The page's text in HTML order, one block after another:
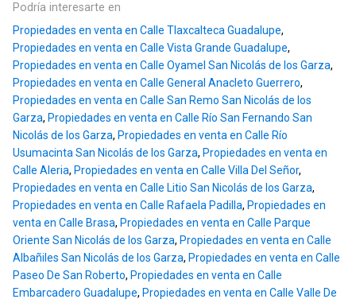
Podría interesarte en
Propiedades en venta en Calle Tlaxcalteca Guadalupe,
Propiedades en venta en Calle Vista Grande Guadalupe,
Propiedades en venta en Calle Oyamel San Nicolás de los Garza,
Propiedades en venta en Calle General Anacleto Guerrero,
Propiedades en venta en Calle San Remo San Nicolás de los
Garza, Propiedades en venta en Calle Río San Fernando San
Nicolás de los Garza, Propiedades en venta en Calle Río
Usumacinta San Nicolás de los Garza, Propiedades en venta en
Calle Aleria, Propiedades en venta en Calle Villa Del Señor,
Propiedades en venta en Calle Litio San Nicolás de los Garza,
Propiedades en venta en Calle Rafaela Padilla, Propiedades en
venta en Calle Brasa, Propiedades en venta en Calle Parque
Oriente San Nicolás de los Garza, Propiedades en venta en Calle
Albañiles San Nicolás de los Garza, Propiedades en venta en Calle
Paseo De San Roberto, Propiedades en venta en Calle
Embarcadero Guadalupe, Propiedades en venta en Calle Valle De